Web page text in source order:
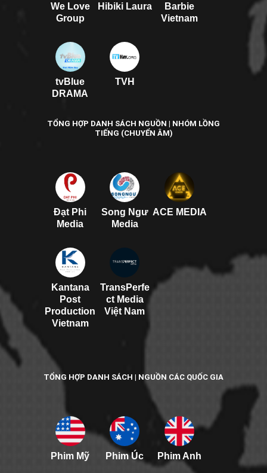
We Love
Group
Hibiki Laura
Barbie
Vietnam
tvBlue
DRAMA
TVH
TỔNG HỢP DANH SÁCH NGUỒN | NHÓM LỒNG
TIẾNG (CHUYỂN ÂM)
Đạt Phi
Media
Song Ngư
Media
ACE MEDIA
Kantana
Post
Production
Vietnam
TransPerfe
ct Media
Việt Nam
TỔNG HỢP DANH SÁCH | NGUỒN CÁC QUỐC GIA
Phim Mỹ Phim Úc Phim Anh